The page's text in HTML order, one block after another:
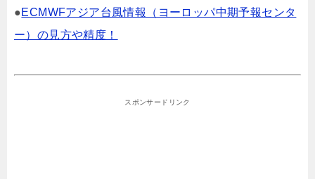
●ECMWFアジア台風情報（ヨーロッパ中期予報センタ
ー）の見方や精度！
スポンサードリンク